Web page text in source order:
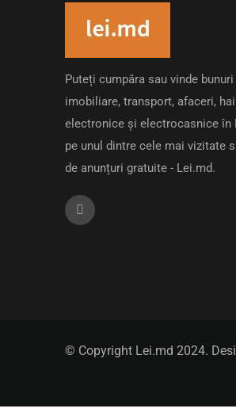
Puteți cumpăra sau vinde bunuri
imobiliare, transport, afaceri,
electronice și electrocasnice în
pe unul dintre cele mai vizitate
de anunțuri gratuite - Lei.md.
© Copyright Lei.md 2024.